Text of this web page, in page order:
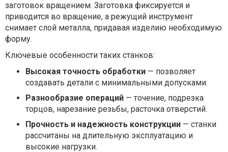
заготовок вращением. Заготовка фиксируется и
приводится во вращение, а режущий инструмент
снимает слой металла, придавая изделию необходимую
форму.
Ключевые особенности таких станков:
Высокая точность обработки — позволяет
создавать детали с минимальными допусками.
Разнообразие операций — точение, подрезка
торцов, нарезание резьбы, расточка отверстий.
Прочность и надежность конструкции — станки
рассчитаны на длительную эксплуатацию и
высокие нагрузки.